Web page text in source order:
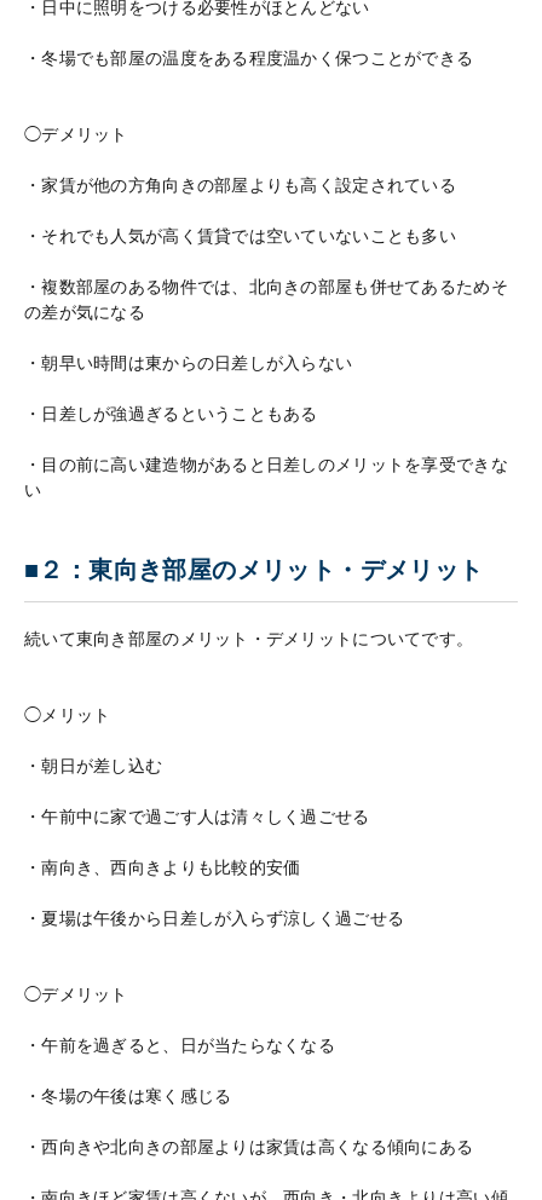
・日中に照明をつける必要性がほとんどない
・冬場でも部屋の温度をある程度温かく保つことができる
◯デメリット
・家賃が他の方角向きの部屋よりも高く設定されている
・それでも人気が高く賃貸では空いていないことも多い
・複数部屋のある物件では、北向きの部屋も併せてあるためそ
の差が気になる
・朝早い時間は東からの日差しが入らない
・日差しが強過ぎるということもある
・目の前に高い建造物があると日差しのメリットを享受できな
い
■２：東向き部屋のメリット・デメリット
続いて東向き部屋のメリット・デメリットについてです。
◯メリット
・朝日が差し込む
・午前中に家で過ごす人は清々しく過ごせる
・南向き、西向きよりも比較的安価
・夏場は午後から日差しが入らず涼しく過ごせる
◯デメリット
・午前を過ぎると、日が当たらなくなる
・冬場の午後は寒く感じる
・西向きや北向きの部屋よりは家賃は高くなる傾向にある